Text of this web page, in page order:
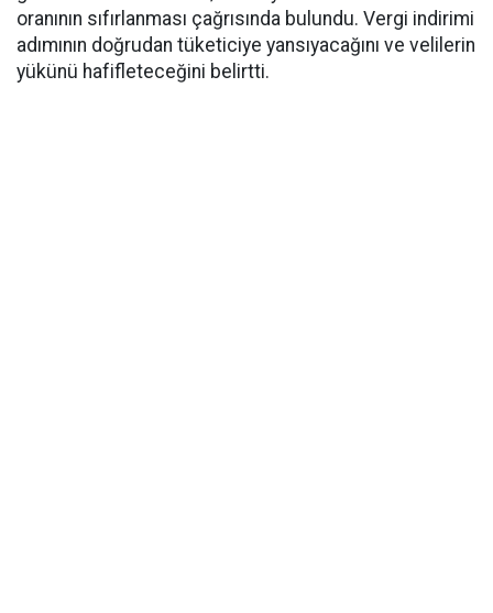
oranının sıfırlanması çağrısında bulundu. Vergi indirimi
adımının doğrudan tüketiciye yansıyacağını ve velilerin
yükünü hafifleteceğini belirtti.